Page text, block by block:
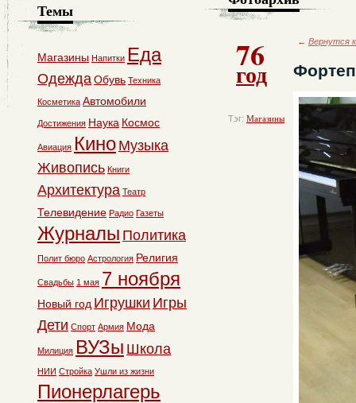
76
год
Тэг: Магазины
← Вернутся
Темы
Магазины Напитки Еда
ОдеждаОбувь Техника
Косметика Автомобили
Достижения Наука Космос
Авиация Кино Музыка
Живопись Книги
Архитектура Театр
Телевидение Радио Газеты
Журналы Политика
Полит бюро Астрология Религия
Свадьбы 1 мая 7 ноября
Новый год Игрушки Игры
Дети Спорт Армия Мода
Милиция ВУЗы Школа
НИИ Стройка Ушли из жизни
Пионерлагерь